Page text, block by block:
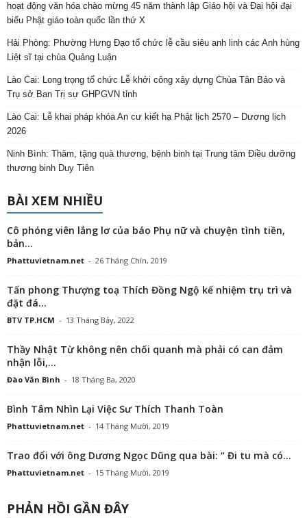
hoạt động văn hóa chào mừng 45 năm thành lập Giáo hội và Đại hội đại
biểu Phật giáo toàn quốc lần thứ X
Hải Phòng: Phường Hưng Đạo tổ chức lễ cầu siêu anh linh các Anh hùng
Liệt sĩ tại chùa Quảng Luận
Lào Cai: Long trọng tổ chức Lễ khởi công xây dựng Chùa Tân Bảo và
Trụ sở Ban Trị sự GHPGVN tỉnh
Lào Cai: Lễ khai pháp khóa An cư kiết hạ Phật lịch 2570 – Dương lịch
2026
Ninh Bình: Thăm, tặng quà thương, bệnh binh tại Trung tâm Điều dưỡng
thương binh Duy Tiên
BÀI XEM NHIỀU
Cô phóng viên lẳng lơ của báo Phụ nữ và chuyện tình tiền,
bản...
Phattuvietnam.net - 26 Tháng Chín, 2019
Tấn phong Thượng toạ Thích Đồng Ngộ kế nhiệm trụ trì và
đặt đá...
BTV TP.HCM - 13 Tháng Bảy, 2022
Thầy Nhật Từ không nên chối quanh mà phải có can đảm
nhận lỗi,...
Đào Văn Bình - 18 Tháng Ba, 2020
Bình Tâm Nhìn Lại Việc Sư Thích Thanh Toàn
Phattuvietnam.net - 14 Tháng Mười, 2019
Trao đổi với ông Dương Ngọc Dũng qua bài: “ Đi tu mà có...
Phattuvietnam.net - 15 Tháng Mười, 2019
PHẢN HỒI GẦN ĐÂY